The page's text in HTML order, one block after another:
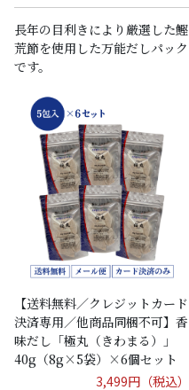
長年の目利きにより厳選した鰹
荒節を使用した万能だしパック
です。
【送料無料／クレジットカード
決済専用／他商品同梱不可】香
味だし「極丸（きわまる）」
40g（8g×5袋）×6個セット
3,499円（税込）